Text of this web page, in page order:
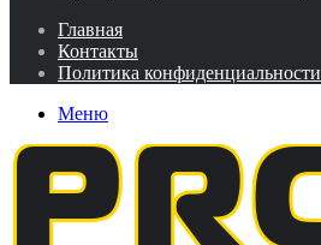
Главная
Контакты
Политика конфиденциальности
Меню